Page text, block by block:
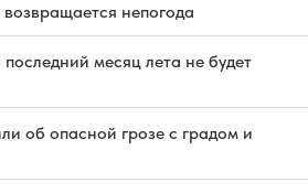
непогода
месяц лета не будет
об опасной грозе с градом и